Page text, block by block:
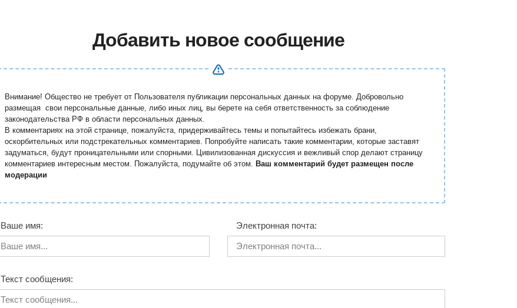
Добавить новое сообщение
Внимание! Общество не требует от Пользователя публикации персональных данных на форуме. Добровольно
размещая свои персональные данные, либо иных лиц, вы берете на себя ответственность за соблюдение
законодательства РФ в области персональных данных.
В комментариях на этой странице, пожалуйста, придерживайтесь темы и попытайтесь избежать брани,
оскорбительных или подстрекательных комментариев. Попробуйте написать такие комментарии, которые заставят
задуматься, будут проницательными или спорными. Цивилизованная дискуссия и вежливый спор делают страницу
комментариев интересным местом. Пожалуйста, подумайте об этом. Ваш комментарий будет размещен после
модерации
Ваше имя: Электронная почта:
Текст сообщения: